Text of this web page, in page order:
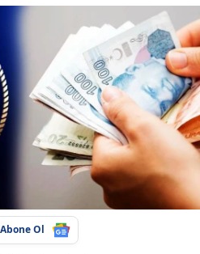
Abone Ol